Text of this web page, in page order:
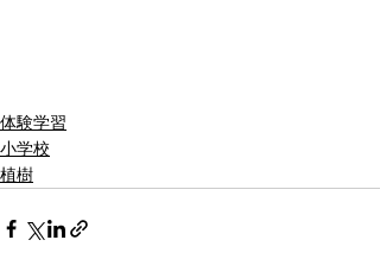
体験学習
小学校
植樹